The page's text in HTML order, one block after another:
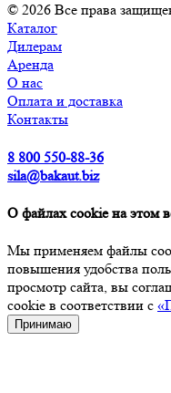
© 2026 Все права
Каталог
Дилерам
Аренда
О нас
Оплата и доставка
Контакты
8 800 550-88-36
sila@bakaut.biz
О файлах cookie на этом
Мы применяем файлы
повышения удобства
просмотр сайта, вы
cookie в соответствии с
Принимаю